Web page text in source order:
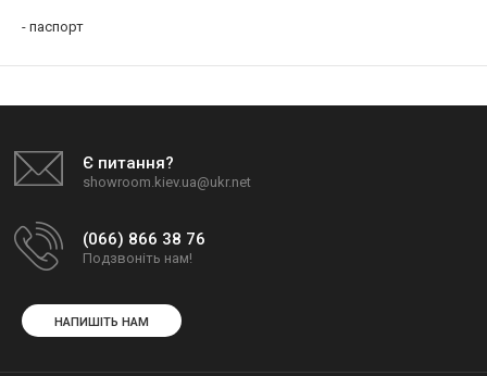
- паспорт
Є питання?
showroom.kiev.ua@ukr.net
(066) 866 38 76
Подзвоніть нам!
НАПИШІТЬ НАМ